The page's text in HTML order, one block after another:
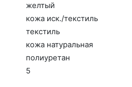
жел­тый
ко­жа иск./текс­тиль
текс­тиль
ко­жа на­тураль­ная
по­ли­уре­тан
5